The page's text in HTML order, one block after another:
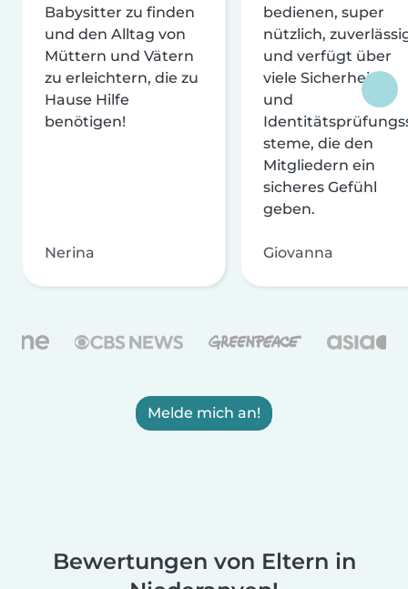
Babysitter zu finden
und den Alltag von
Müttern und Vätern
zu erleichtern, die zu
Hause Hilfe
benötigen!
Nerina
bedienen, super
nützlich,
und verfügt über
viele Sicherheits-
und
steme, die den
Mitgliedern ein
sicheres Gefühl
geben.
Giovanna
Melde mich an!
Bewertungen von Eltern in